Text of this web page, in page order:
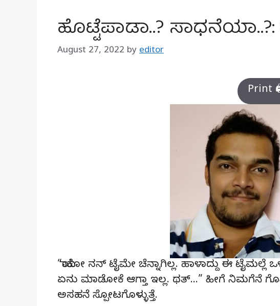
ಹೊಟ್ಟೆಪಾಡಾ..?
August 27, 2022 by editor
Print
“ಯಾಕೋ ನನ್ ಟೈಮೇ ಚೆನ್ನಾಗಿಲ್ಲ. ಹಾಳಾದ್ದು ಈ
ಏನು ಮಾಡೋಕೆ ಆಗ್ತಾ ಇಲ್ಲ. ಥತ್…” ಹೀಗೆ ನಿಮಗೆನೆ
ಅಸಹನೆ ಸ್ಪೋಟಗೊಳ್ಳುತ್ತೆ.